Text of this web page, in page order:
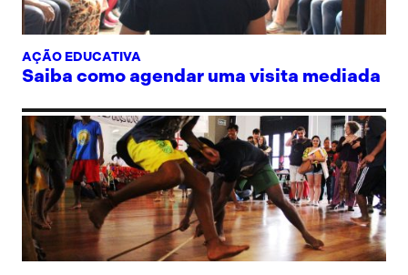
AÇÃO EDUCATIVA
Saiba como agendar uma visita mediada